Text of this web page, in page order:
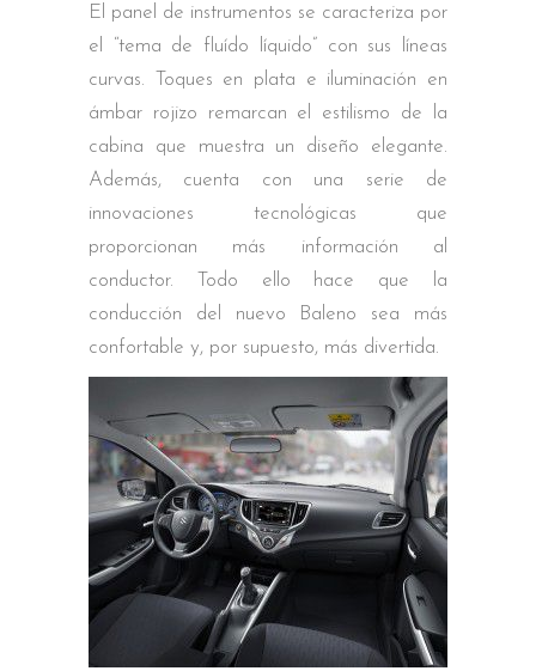
El panel de instrumentos se caracteriza por
el “tema de fluído líquido” con sus líneas
curvas. Toques en plata e iluminación en
ámbar rojizo remarcan el estilismo de la
cabina que muestra un diseño elegante.
Además, cuenta con una serie de
innovaciones tecnológicas que
proporcionan más información al
conductor. Todo ello hace que la
conducción del nuevo Baleno sea más
confortable y, por supuesto, más divertida.